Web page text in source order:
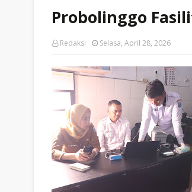
Probolinggo
Redaksi Selasa, April 28, 2026